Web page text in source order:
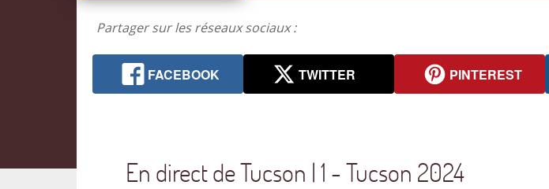
Partager sur les réseaux sociaux :
FACEBOOK TWITTER PINTEREST
En direct de Tucson | 1 - Tucson 2024